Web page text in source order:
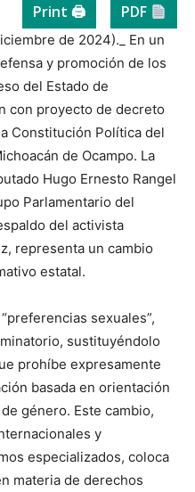
Print 🖨 PDF
de 2024)._ En un
y promoción de los
del Estado de
con proyecto de decreto
Constitución Política del
de Ocampo. La
Hugo Ernesto Rangel
Parlamentario del
del activista
representa un cambio
estatal.
sexuales”,
sustituyéndolo
prohíbe expresamente
basada en orientación
género. Este cambio,
y
especializados, coloca
materia de derechos